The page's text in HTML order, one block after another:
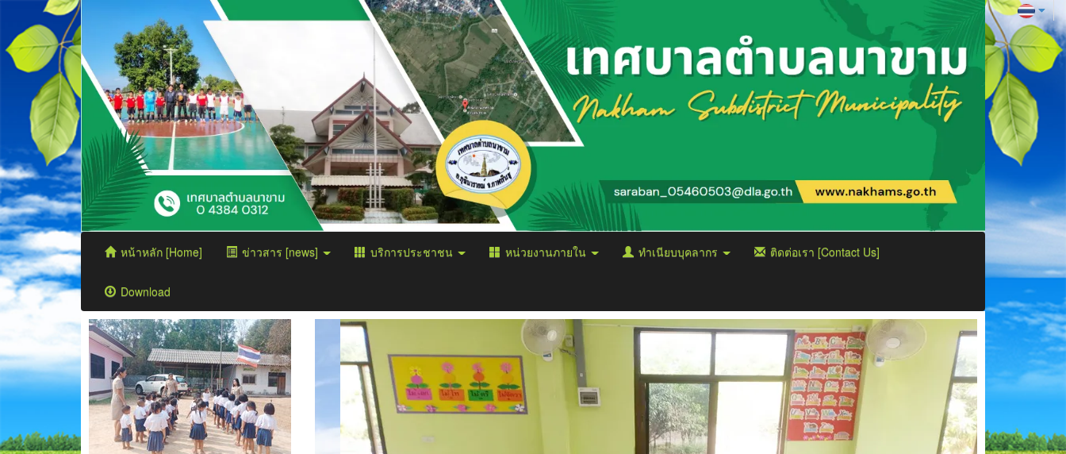
หน้าหลัก [Home] ข่าวสาร [news] บริการประชาชน หน่วยงานภายใน ทำเนียบบุคลากร ติดต่อเรา [Contact Us]
Download